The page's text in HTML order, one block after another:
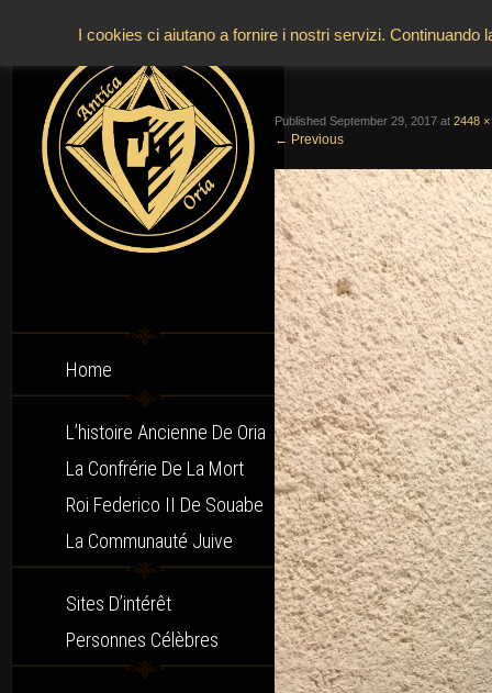
Home
L’histoire Ancienne De Oria
La Confrérie De La Mort
Roi Federico II De Souabe
La Communauté Juive
Sites D’intérêt
Personnes Célèbres
Published September 29, 2017 at 2448
← Previous
I cookies ci aiutano a fornire i nostri servizi.